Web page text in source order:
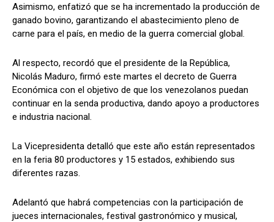
Asimismo, enfatizó que se ha incrementado la producción de
ganado bovino, garantizando el abastecimiento pleno de
carne para el país, en medio de la guerra comercial global.
Al respecto, recordó que el presidente de la República,
Nicolás Maduro, firmó este martes el decreto de Guerra
Económica con el objetivo de que los venezolanos puedan
continuar en la senda productiva, dando apoyo a productores
e industria nacional.
La Vicepresidenta detalló que este año están representados
en la feria 80 productores y 15 estados, exhibiendo sus
diferentes razas.
Adelantó que habrá competencias con la participación de
jueces internacionales, festival gastronómico y musical,